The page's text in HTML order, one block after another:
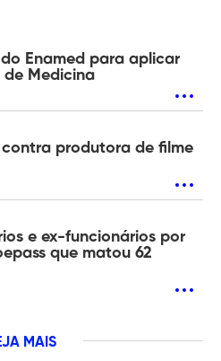
Enamed para aplicar
de Medicina
produtora de filme
e ex-funcionários por
que matou 62
MAIS